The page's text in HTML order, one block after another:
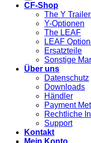
CF-Shop
The Y
Y-Optionen
The LEAF
LEAF
Ersatzteile
Sonstige
Über uns
Datenschutz
Downloads
Händler
Payment
Rechtliche
Support
Kontakt
Mein Konto